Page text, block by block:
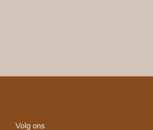
Volg ons